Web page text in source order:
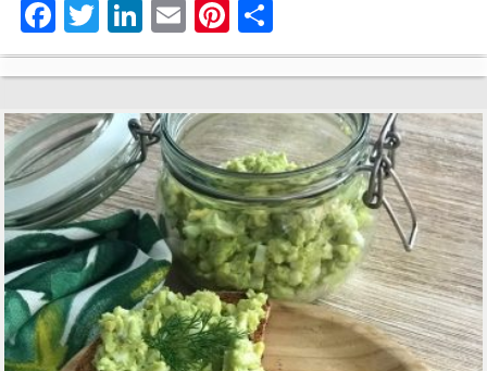
Fa
ce
bo
ok
T
wi
tte
r
Li
nk
ed
In
E
m
ail
Pi
nt
er
es
t
o
m
pa
rti
r